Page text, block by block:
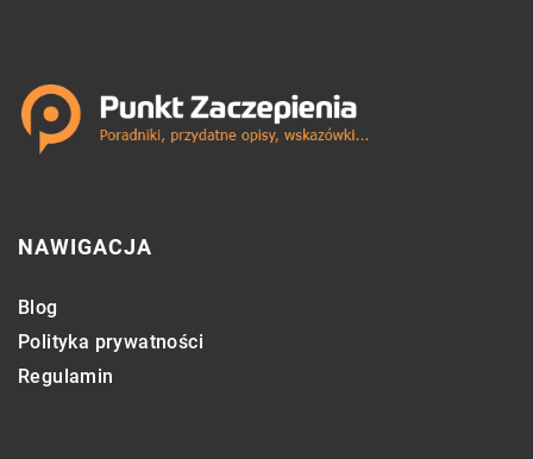
NAWIGACJA
Blog
Polityka prywatności
Regulamin